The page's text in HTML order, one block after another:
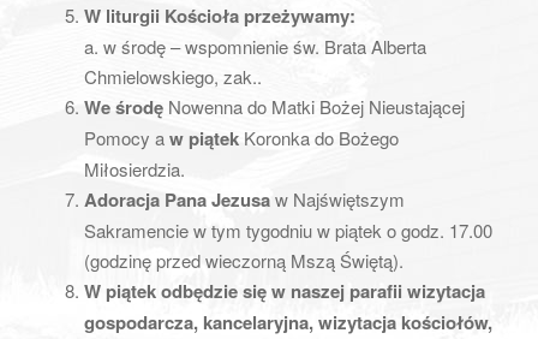
W liturgii Kościoła przeżywamy:
a. w środę – wspomnienie św. Brata Alberta
Chmielowskiego, zak..
We środę Nowenna do Matki Bożej Nieustającej
Pomocy aw piątek Koronka do Bożego
Miłosierdzia.
Adoracja Pana Jezusaw Najświętszym
Sakramencie w tym tygodniu w piątek o godz. 17.00
(godzinę przed wieczorną Mszą Świętą).
W piątek odbędzie się w naszej parafii wizytacja
gospodarcza, kancelaryjna, wizytacja kościołów,